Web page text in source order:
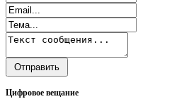
Цифровое вещание